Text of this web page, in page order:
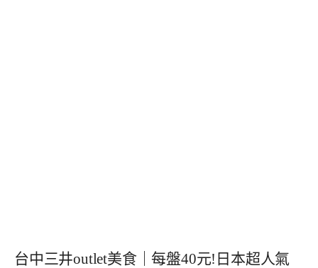
台中三井outlet美食｜每盤40元!日本超人氣